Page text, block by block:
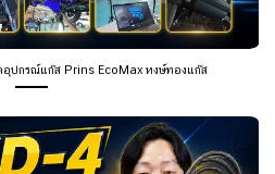
ปกรณ์แก๊ส Prins EcoMax หงษ์ทองแก๊ส